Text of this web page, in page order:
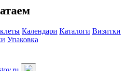
Календари Каталоги Визитки
Упаковка